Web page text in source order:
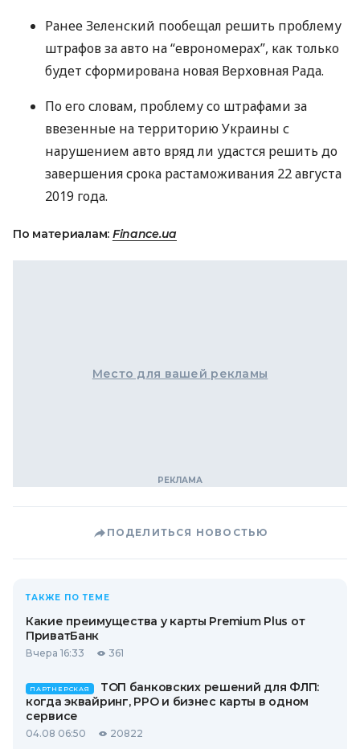
Ранее Зеленский пообещал решить проблему
штрафов за авто на “еврономерах”, как только
будет сформирована новая Верховная Рада.
По его словам, проблему со штрафами за
ввезенные на территорию Украины с
нарушением авто вряд ли удастся решить до
завершения срока растаможивания 22 августа
2019 года.
По материалам: Finance.ua
Место для вашей рекламы
ПОДЕЛИТЬСЯ НОВОСТЬЮ
ТАКЖЕ ПО ТЕМЕ
Какие преимущества у карты Premium Plus от
ПриватБанк
Вчера 16:33 361
ПАРТНЕРСКАЯ
ТОП банковских решений для ФЛП:
когда эквайринг, РРО и бизнес карты в одном
сервисе
04.08 06:50 20822